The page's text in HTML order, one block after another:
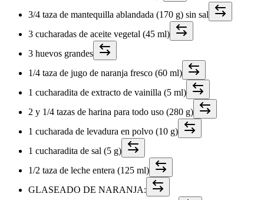
3/4 taza de mantequilla ablandada (170 g) sin sal
3 cucharadas de aceite vegetal (45 ml)
3 huevos grandes
1/4 taza de jugo de naranja fresco (60 ml)
1 cucharadita de extracto de vainilla (5 ml)
2 y 1/4 tazas de harina para todo uso (280 g)
1 cucharada de levadura en polvo (10 g)
1 cucharadita de sal (5 g)
1/2 taza de leche entera (125 ml)
GLASEADO DE NARANJA: